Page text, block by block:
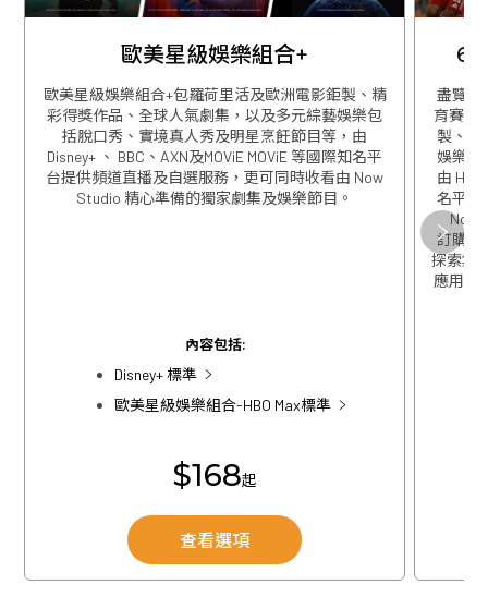
歐美星級娛樂組合+
歐美星級娛樂組合+包羅荷里活及歐洲電影鉅製、精
彩得獎作品、全球人氣劇集，以及多元綜藝娛樂包
括脫口秀、實境真人秀及明星烹飪節目等，由
Disney+ 、 BBC、AXN及MOViE MOViE 等國際知名平
台提供頻道直播及自選服務，更可同時收看由 Now
Studio 精心準備的獨家劇集及娛樂節目。
內容包括:
Disney+ 標準
歐美星級娛樂組合-HBO Max標準
$168起
查看選項
6
盡覽英
育賽事,
製、精
娛樂包
由
名平台
Now
訂購歐
探索集
應用程
關閉